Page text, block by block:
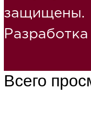
защищены.
Разработка
Всего